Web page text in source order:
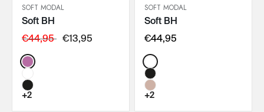
IN DEN WARENKORB
SOFT MODAL
Soft BH
€44,95 €13,95
Color:
+2
IN DEN WARENKORB
SOFT MODAL
Soft BH
€44,95
Color:
+2